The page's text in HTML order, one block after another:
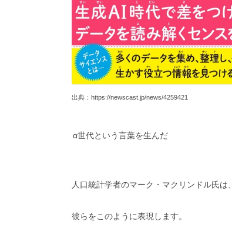
出典：https://newscast.jp/news/4259421
α世代という言葉を生んだ
人口統計学者のマーク・マクリンドル氏は、
彼らをこのように表現します。